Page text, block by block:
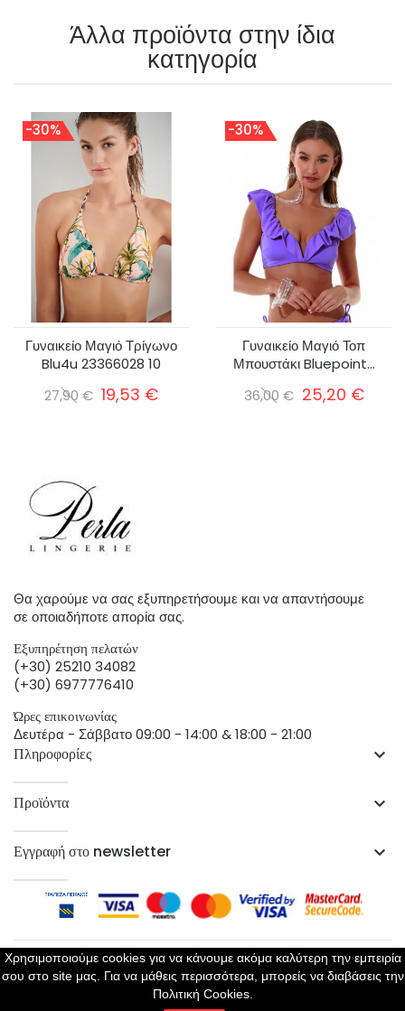
Άλλα προϊόντα στην ίδια
κατηγορία
-30%
Γυναικείο Μαγιό Τρίγωνο
Blu4u 23366028 10
27,90 € 19,53 €
-30%
Γυναικείο Μαγιό Τοπ
Μπουστάκι Bluepoint...
36,00 € 25,20 €
Θα χαρούμε να σας εξυπηρετήσουμε και να απαντήσουμε
σε οποιαδήποτε απορία σας.
Εξυπηρέτηση πελατών
(+30) 25210 34082
(+30) 6977776410
Ώρες επικοινωνίας
Δευτέρα - Σάββατο 09:00 - 14:00 & 18:00 - 21:00
Πληροφορίες keyboard_arrow_down
Προϊόντα keyboard_arrow_down
Εγγραφή στο newsletter keyboard_arrow_down
Χρησιμοποιούμε cookies για να κάνουμε ακόμα καλύτερη την εμπειρία
σου στο site μας. Για να μάθεις περισσότερα, μπορείς να διαβάσεις την
Πολιτική Cookies.
Perla Lingerie- All Rights Reserved